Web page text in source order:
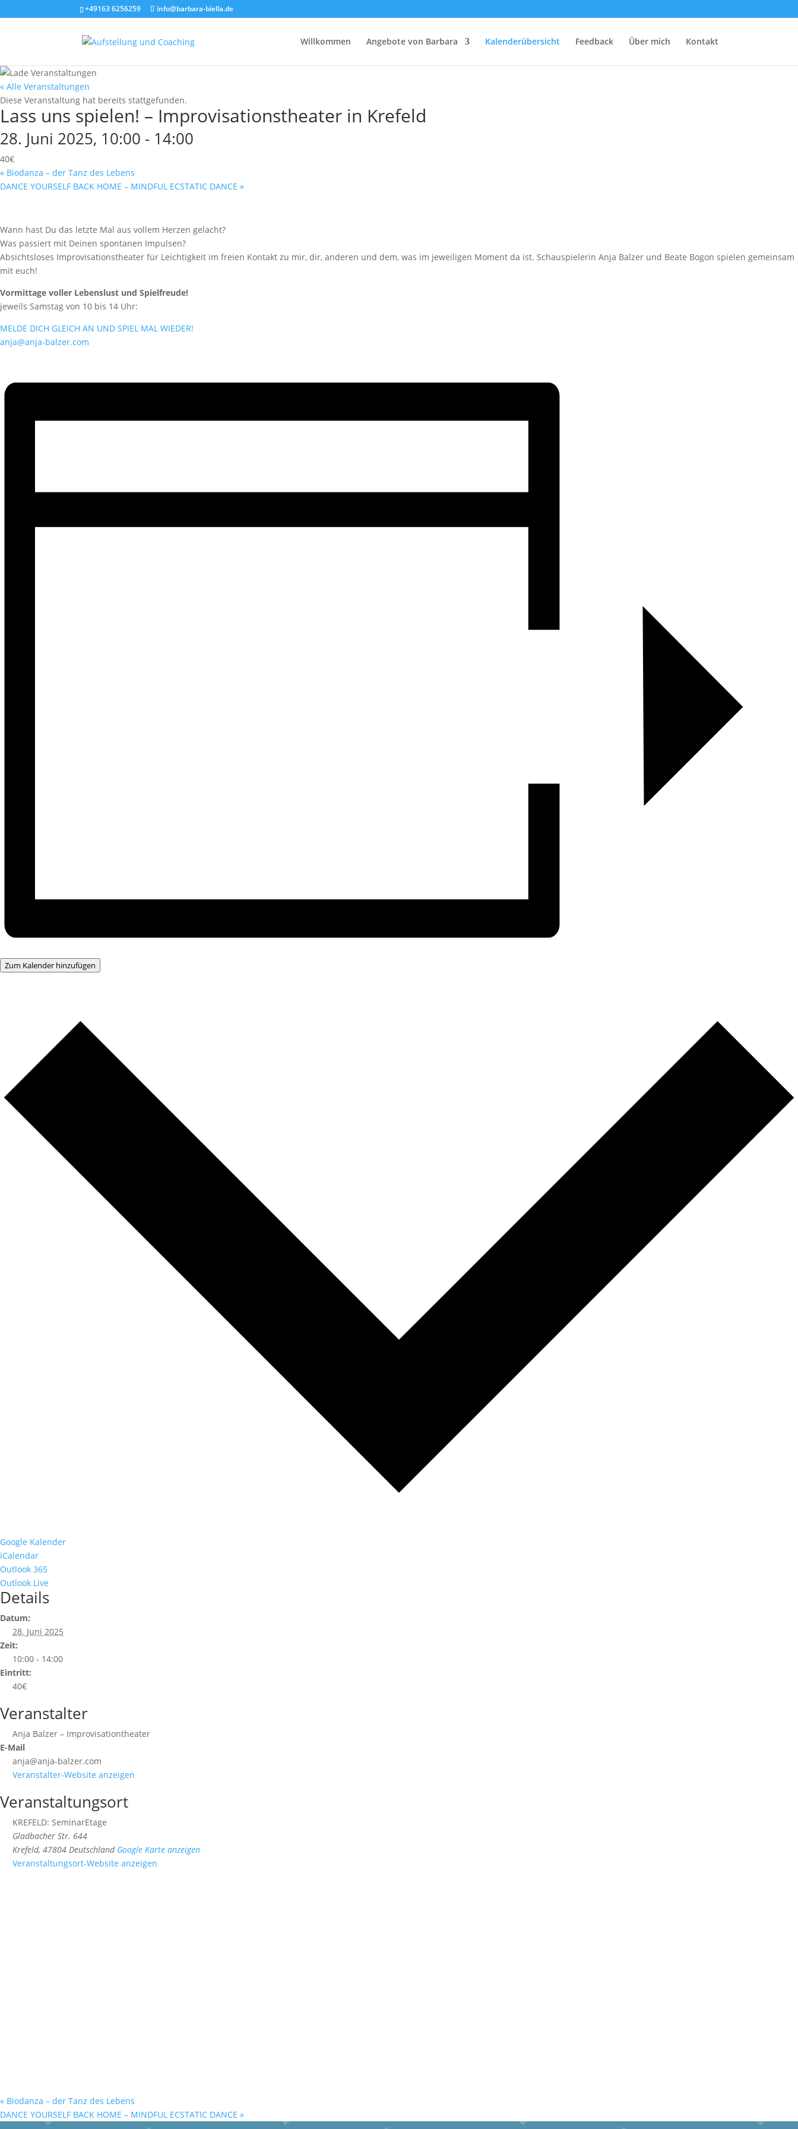
+49163 6256259 info@barbara-biella.de
Willkommen Angebote von Barbara Kalenderübersicht Feedback Über mich Kontakt
« Alle Veranstaltungen
Diese Veranstaltung hat bereits stattgefunden.
Lass uns spielen! – Improvisationstheater in Krefeld
28. Juni 2025, 10:00 - 14:00
40€
« Biodanza – der Tanz des Lebens
DANCE YOURSELF BACK HOME – MINDFUL ECSTATIC DANCE »
Wann hast Du das letzte Mal aus vollem Herzen gelacht?
Was passiert mit Deinen spontanen Impulsen?
Absichtsloses Improvisationstheater für Leichtigkeit im freien Kontakt zu mir, dir, anderen und dem, was im jeweiligen Moment da ist. Schauspielerin Anja Balzer und Beate Bogon spielen gemeinsam
mit euch!
Vormittage voller Lebenslust und Spielfreude!
jeweils Samstag von 10 bis 14 Uhr:
MELDE DICH GLEICH AN UND SPIEL MAL WIEDER!
anja@anja-balzer.com
Zum Kalender hinzufügen
Google Kalender
iCalendar
Outlook 365
Outlook Live
Details
Datum:
28. Juni 2025
Zeit:
10:00 - 14:00
Eintritt:
40€
Veranstalter
Anja Balzer – Improvisationtheater
E-Mail
anja@anja-balzer.com
Veranstalter-Website anzeigen
Veranstaltungsort
KREFELD: SeminarEtage
Gladbacher Str. 644
Krefeld, 47804 Deutschland Google Karte anzeigen
Veranstaltungsort-Website anzeigen
« Biodanza – der Tanz des Lebens
DANCE YOURSELF BACK HOME – MINDFUL ECSTATIC DANCE »